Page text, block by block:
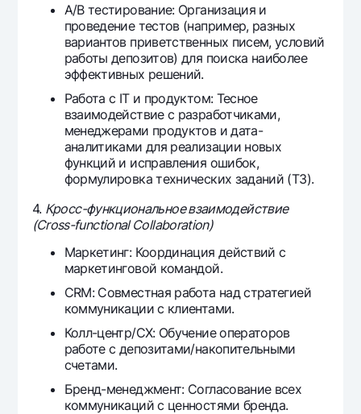
A/B тестирование: Организация и
проведение тестов (например, разных
вариантов приветственных писем, условий
работы депозитов) для поиска наиболее
эффективных решений.
Работа с IT и продуктом: Тесное
взаимодействие с разработчиками,
менеджерами продуктов и дата-
аналитиками для реализации новых
функций и исправления ошибок,
формулировка технических заданий (ТЗ).
4. Кросс-функциональное взаимодействие
(Cross-functional Collaboration)
Маркетинг: Координация действий с
маркетинговой командой.
CRM: Совместная работа над стратегией
коммуникации с клиентами.
Колл-центр/CX: Обучение операторов
работе с депозитами/накопительными
счетами.
Бренд-менеджмент: Согласование всех
коммуникаций с ценностями бренда.